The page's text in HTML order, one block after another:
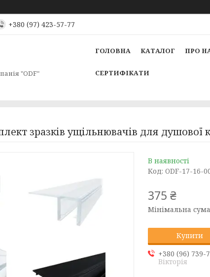
+380 (97) 423-57-77
"ODF"
ГОЛОВНА КАТАЛОГ ПРО
СЕРТИФІКАТИ
зразків ущільнювачів для
В наявності
Код: ODF-17-16-
375 ₴
Мінімальна
Купити
+380 (96) 739-
Вікторія